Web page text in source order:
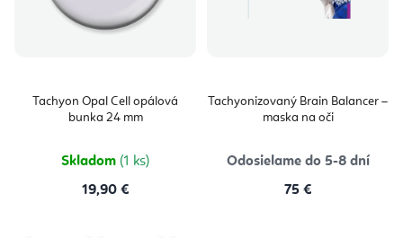
Tachyon Opal Cell opálová
bunka 24 mm
Skladom (1 ks)
19,90 €
Tachyonizovaný Brain Balancer –
maska na oči
Odosielame do 5-8 dní
75 €